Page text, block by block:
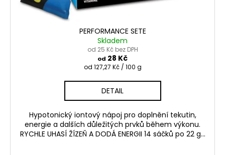
PERFORMANCE SETE
Skladem
od 25 Kč bez DPH
od 28 Kč
Měrná
od 127,27 Kč / 100 g
DETAIL
Hypotonický iontový nápoj pro doplnění tekutin,
energie a dalších důležitých prvků během výkonu.
RYCHLE UHASÍ ŽÍZEŇ A DODÁ ENERGII 14 sáčků po 22 g...